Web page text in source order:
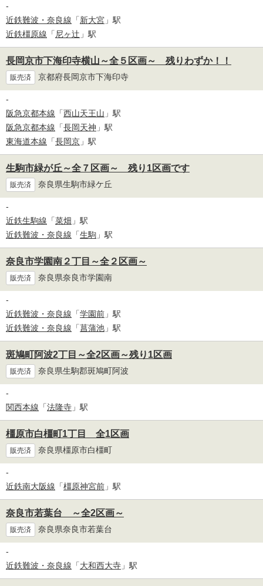
-
近鉄難波・奈良線 「新大宮 」駅
近鉄橿原線 「 尼ヶ辻 」駅
長岡京市下海印寺横山～全５区画～ 残りわずか！！
販売済 京都府長岡京市下海印寺
-
阪急京都本線 「西山天王山 」駅
阪急京都本線 「長岡天神 」駅
東海道本線 「長岡京 」駅
生駒市緑が丘～全７区画～ 残り1区画です
販売済 奈良県生駒市緑ケ丘
-
近鉄生駒線 「菜畑 」駅
近鉄難波・奈良線 「生駒 」駅
奈良市学園南２丁目～全２区画～
販売済 奈良県奈良市学園南
-
近鉄難波・奈良線 「学園前 」駅
近鉄難波・奈良線 「菖蒲池 」駅
斑鳩町阿波2丁目～全2区画～残り1区画
販売済 奈良県生駒郡斑鳩町阿波
-
関西本線 「法隆寺 」駅
橿原市白橿町1丁目 全1区画
販売済 奈良県橿原市白橿町
-
近鉄南大阪線 「橿原神宮前 」駅
奈良市若葉台 ～全2区画～
販売済 奈良県奈良市若葉台
-
近鉄難波・奈良線 「大和西大寺 」駅